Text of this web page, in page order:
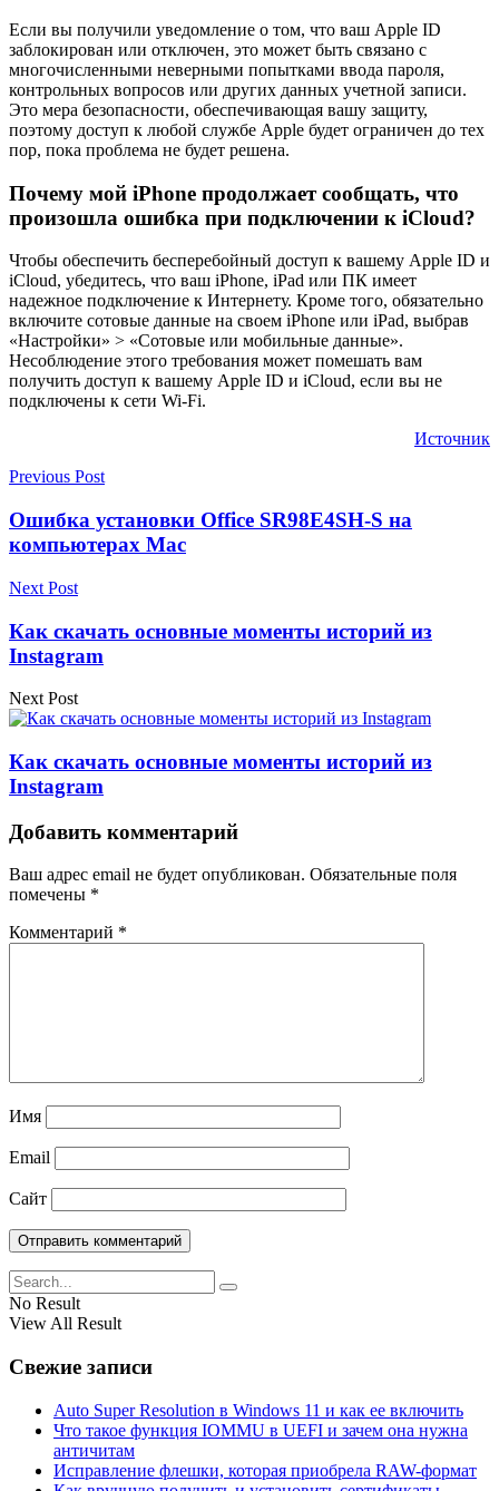
Если вы получили уведомление о том, что ваш Apple ID
заблокирован или отключен, это может быть связано с
многочисленными неверными попытками ввода пароля,
контрольных вопросов или других данных учетной записи.
Это мера безопасности, обеспечивающая вашу защиту,
поэтому доступ к любой службе Apple будет ограничен до тех
пор, пока проблема не будет решена.
Почему мой iPhone продолжает сообщать, что
произошла ошибка при подключении к iCloud?
Чтобы обеспечить бесперебойный доступ к вашему Apple ID и
iCloud, убедитесь, что ваш iPhone, iPad или ПК имеет
надежное подключение к Интернету. Кроме того, обязательно
включите сотовые данные на своем iPhone или iPad, выбрав
«Настройки» > «Сотовые или мобильные данные».
Несоблюдение этого требования может помешать вам
получить доступ к вашему Apple ID и iCloud, если вы не
подключены к сети Wi-Fi.
Источник
Previous Post
Ошибка установки Office SR98E4SH-S на
компьютерах Mac
Next Post
Как скачать основные моменты историй из
Instagram
Next Post
Как скачать основные моменты историй из
Instagram
Добавить комментарий
Ваш адрес email не будет опубликован. Обязательные поля
помечены *
Комментарий *
Имя
Email
Сайт
No Result
View All Result
Свежие записи
Auto Super Resolution в Windows 11 и как ее включить
Что такое функция IOMMU в UEFI и зачем она нужна
античитам
Исправление флешки, которая приобрела RAW-формат